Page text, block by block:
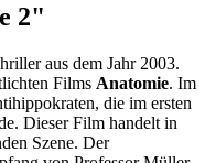
2"
aus dem Jahr 2003.
Films Anatomie. Im
die im ersten
Dieser Film handelt in
Szene. Der